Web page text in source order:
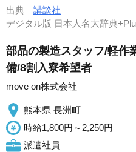
出典 講談社
デジタル版 日本人名大辞典
部品の製造スタッフ/軽作
備/8割入寮希望者
move on株式会社
熊本県 長洲町
時給1,800円～2,250円
派遣社員